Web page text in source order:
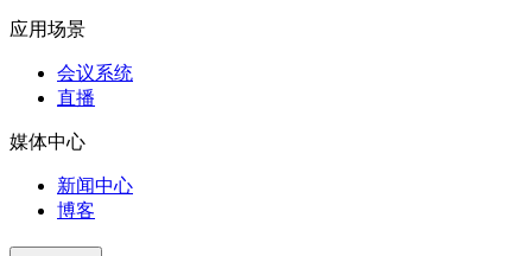
应用场景
会议系统
直播
媒体中心
新闻中心
博客